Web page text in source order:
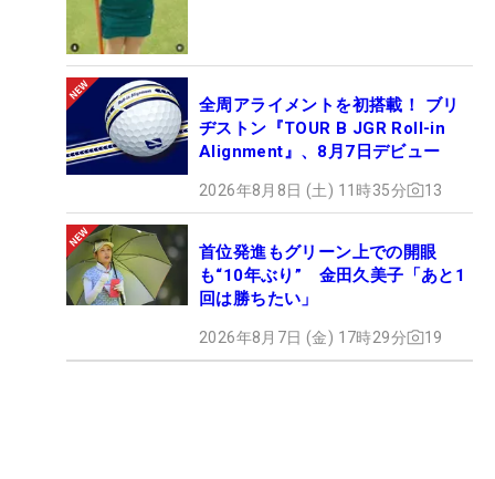
全周アライメントを初搭載！ ブリ
ヂストン『TOUR B JGR Roll-in
Alignment』、8月7日デビュー
2026年8月8日 (土) 11時35分 13
首位発進もグリーン上での開眼
も“10年ぶり” 金田久美子「あと1
回は勝ちたい」
2026年8月7日 (金) 17時29分 19